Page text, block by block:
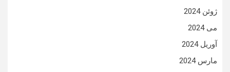
ژوئن 2024
می 2024
آوریل 2024
مارس 2024